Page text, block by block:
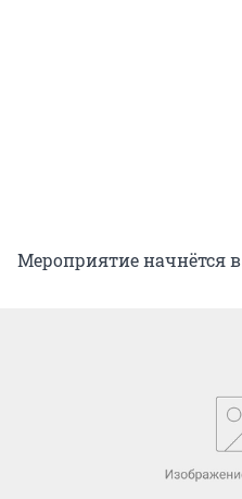
Мероприятие начнётся в